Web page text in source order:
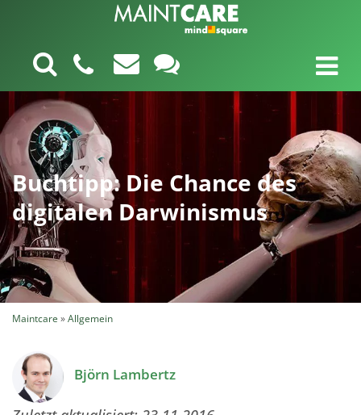
Buchtipp: Die Chance des
digitalen Darwinismus
Maintcare »Allgemein
Björn Lambertz